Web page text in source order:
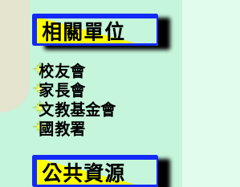
相關單位
校友會
家長會
文教基金會
國教署
公共資源